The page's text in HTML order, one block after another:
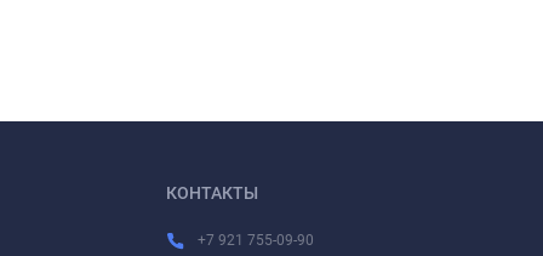
КОНТАКТЫ
+7 921 755-09-90